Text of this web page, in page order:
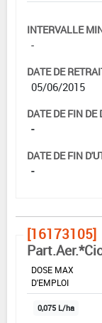
INTERVALLE
-
DATE DE
05/06/2015
DATE DE FIN
-
DATE DE FIN
-
[16173105]
DOSE MAX
D'EMPLOI
0,075 L/ha